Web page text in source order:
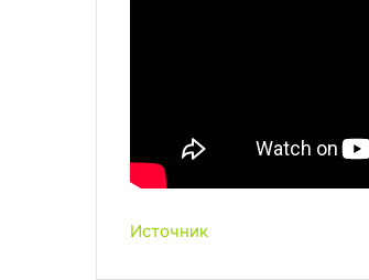
Источник